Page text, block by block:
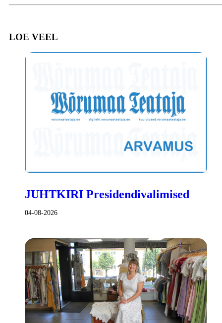
LOE VEEL
JUHTKIRI Presidendivalimised
04-08-2026